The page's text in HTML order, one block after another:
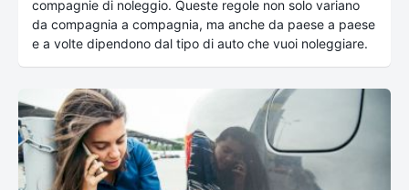
compagnie di noleggio. Queste regole non solo variano
da compagnia a compagnia, ma anche da paese a paese
e a volte dipendono dal tipo di auto che vuoi noleggiare.